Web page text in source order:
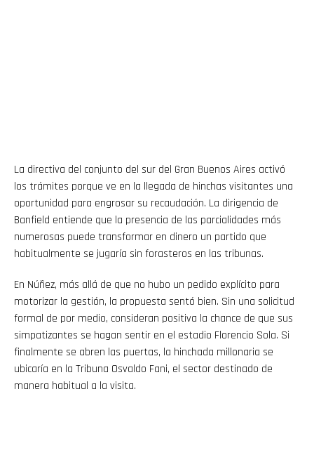
La directiva del conjunto del sur del Gran Buenos Aires activó
los trámites porque ve en la llegada de hinchas visitantes una
oportunidad para engrosar su recaudación. La dirigencia de
Banfield entiende que la presencia de las parcialidades más
numerosas puede transformar en dinero un partido que
habitualmente se jugaría sin forasteros en las tribunas.
En Núñez, más allá de que no hubo un pedido explícito para
motorizar la gestión, la propuesta sentó bien. Sin una solicitud
formal de por medio, consideran positiva la chance de que sus
simpatizantes se hagan sentir en el estadio Florencio Sola. Si
finalmente se abren las puertas, la hinchada millonaria se
ubicaría en la Tribuna Osvaldo Fani, el sector destinado de
manera habitual a la visita.